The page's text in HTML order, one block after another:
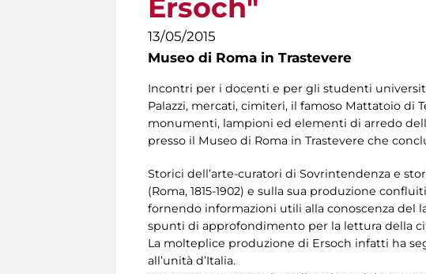
Ersoch"
13/05/2015
Museo di Roma in Trastevere
Incontri per i docenti e per gli studenti
Palazzi, mercati, cimiteri, il famoso Mattatoio di
monumenti, lampioni ed elementi di arredo
presso il Museo di Roma in Trastevere che
Storici dell’arte-curatori di Sovrintendenza e
(Roma, 1815-1902) e sulla sua produzione
fornendo informazioni utili alla conoscenza del
spunti di approfondimento per la lettura della
La molteplice produzione di Ersoch infatti ha
all’unità d’Italia.